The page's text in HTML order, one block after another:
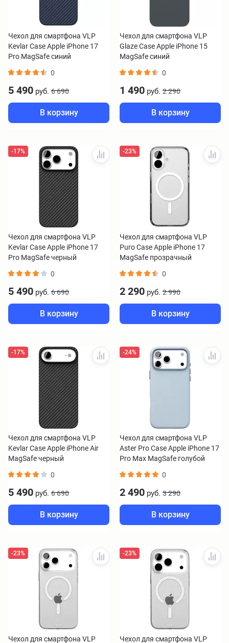
Чехол для смартфона VLP
Kevlar Case Apple iPhone 17
Pro MagSafe синий
0
5 490 руб. 6 690
В корзину
Чехол для смартфона VLP
Glaze Case Apple iPhone 15
MagSafe синий
0
1 490 руб. 2 290
В корзину
-17%
Чехол для смартфона VLP
Kevlar Case Apple iPhone 17
Pro MagSafe черный
0
5 490 руб. 6 690
В корзину
-23%
Чехол для смартфона VLP
Puro Case Apple iPhone 17
MagSafe прозрачный
0
2 290 руб. 2 990
В корзину
-17%
Чехол для смартфона VLP
Kevlar Case Apple iPhone Air
MagSafe черный
0
5 490 руб. 6 690
В корзину
-24%
Чехол для смартфона VLP
Aster Pro Case Apple iPhone 17
Pro Max MagSafe голубой
0
2 490 руб. 3 290
В корзину
-23%
Чехол для смартфона VLP
-23%
Чехол для смартфона VLP